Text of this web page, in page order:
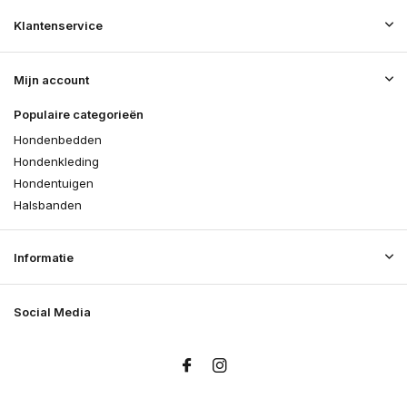
Klantenservice
Mijn account
Populaire categorieën
Hondenbedden
Hondenkleding
Hondentuigen
Halsbanden
Informatie
Social Media